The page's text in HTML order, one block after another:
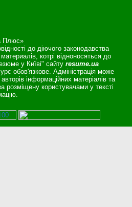
Плюс»
до діючого законодавства
котрі відноносяться до
у Київі" сайту resume.ua
обов'язкове. Адміністрація може
інформаційних матеріалів та
розміщену користувачами у тексті